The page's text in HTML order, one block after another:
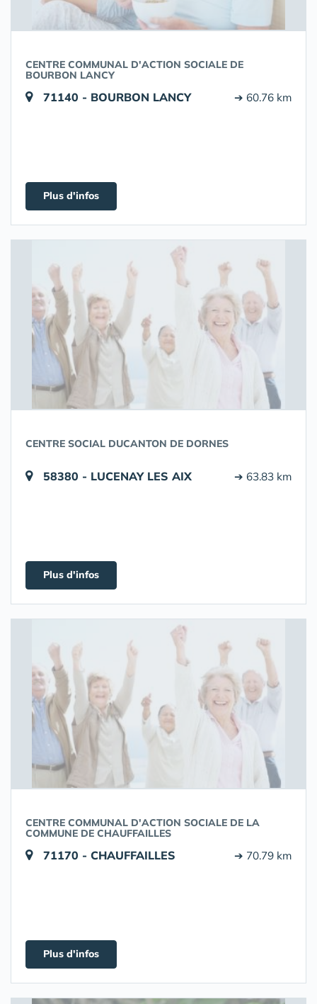
CENTRE COMMUNAL D'ACTION SOCIALE DE
BOURBON LANCY
71140 - BOURBON LANCY ➔ 60.76 km
Plus d'infos
CENTRE SOCIAL DUCANTON DE DORNES
58380 - LUCENAY LES AIX ➔ 63.83 km
Plus d'infos
CENTRE COMMUNAL D'ACTION SOCIALE DE LA
COMMUNE DE CHAUFFAILLES
71170 - CHAUFFAILLES ➔ 70.79 km
Plus d'infos